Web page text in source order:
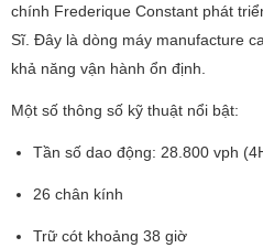
chính Frederique Constant phát
Sĩ. Đây là dòng máy manufacture
khả năng vận hành ổn định.
Một số thông số kỹ thuật nổi bật:
Tần số dao động: 28.800 vph
26 chân kính
Trữ cót khoảng 38 giờ